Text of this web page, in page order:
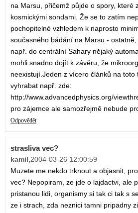
na Marsu, přičemž půjde o spory, které
kosmickými sondami. Že se to zatím
pochopitelné vzhledem k naprosto
současného bádání na Marsu -
např. do centrální Sahary nějaký
mohli snadno dojít k závěru, že
neexistují.Jeden z vícero článků na toto
vyhrabat např. zde:
http://www.advancedphysics.org/
pro zájemce ale samozřejmě nebude
Odpovědět
strasliva vec?
kamil,2004-03-26 12:00:59
Muzete me nekdo trknout a objasnit,
vec? Nepopiram, ze jde o lajdactvi, ale
pristanou lidi, organismy si tak ci tak s
ze i strach, zda neznici tamni pripadny